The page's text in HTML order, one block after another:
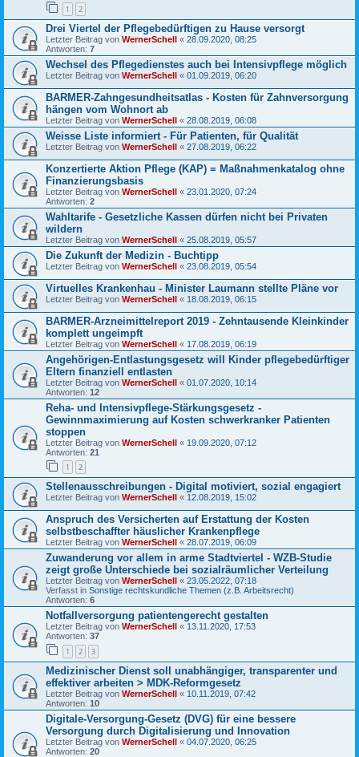
1 2
Drei Viertel der Pflegebedürftigen zu Hause versorgt
Letzter Beitrag von WernerSchell « 28.09.2020, 08:25
Antworten: 7
Wechsel des Pflegedienstes auch bei Intensivpflege möglich
Letzter Beitrag von WernerSchell « 01.09.2019, 06:20
BARMER-Zahngesundheitsatlas - Kosten für Zahnversorgung
hängen vom Wohnort ab
Letzter Beitrag von WernerSchell « 28.08.2019, 06:08
Weisse Liste informiert - Für Patienten, für Qualität
Letzter Beitrag von WernerSchell « 27.08.2019, 06:22
Konzertierte Aktion Pflege (KAP) = Maßnahmenkatalog ohne
Finanzierungsbasis
Letzter Beitrag von WernerSchell « 23.01.2020, 07:24
Antworten: 2
Wahltarife - Gesetzliche Kassen dürfen nicht bei Privaten
wildern
Letzter Beitrag von WernerSchell « 25.08.2019, 05:57
Die Zukunft der Medizin - Buchtipp
Letzter Beitrag von WernerSchell « 23.08.2019, 05:54
Virtuelles Krankenhau - Minister Laumann stellte Pläne vor
Letzter Beitrag von WernerSchell « 18.08.2019, 06:15
BARMER-Arzneimittelreport 2019 - Zehntausende Kleinkinder
komplett ungeimpft
Letzter Beitrag von WernerSchell « 17.08.2019, 06:19
Angehörigen-Entlastungsgesetz will Kinder pflegebedürftiger
Eltern finanziell entlasten
Letzter Beitrag von WernerSchell « 01.07.2020, 10:14
Antworten: 12
Reha- und Intensivpflege-Stärkungsgesetz -
Gewinnmaximierung auf Kosten schwerkranker Patienten
stoppen
Letzter Beitrag von WernerSchell « 19.09.2020, 07:12
Antworten: 21
1 2
Stellenausschreibungen - Digital motiviert, sozial engagiert
Letzter Beitrag von WernerSchell « 12.08.2019, 15:02
Anspruch des Versicherten auf Erstattung der Kosten
selbstbeschaffter häuslicher Krankenpflege
Letzter Beitrag von WernerSchell « 28.07.2019, 06:09
Zuwanderung vor allem in arme Stadtviertel - WZB-Studie
zeigt große Unterschiede bei sozialräumlicher Verteilung
Letzter Beitrag von WernerSchell « 23.05.2022, 07:18
Verfasst in Sonstige rechtskundliche Themen (z.B. Arbeitsrecht)
Antworten: 6
Notfallversorgung patientengerecht gestalten
Letzter Beitrag von WernerSchell « 13.11.2020, 17:53
Antworten: 37
1 2 3
Medizinischer Dienst soll unabhängiger, transparenter und
effektiver arbeiten > MDK-Reformgesetz
Letzter Beitrag von WernerSchell « 10.11.2019, 07:42
Antworten: 10
Digitale-Versorgung-Gesetz (DVG) für eine bessere
Versorgung durch Digitalisierung und Innovation
Letzter Beitrag von WernerSchell « 04.07.2020, 06:25
Antworten: 20